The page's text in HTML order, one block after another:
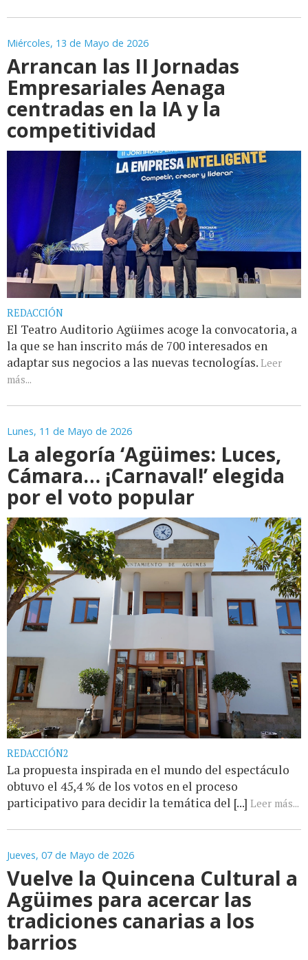
Miércoles, 13 de Mayo de 2026
Arrancan las II Jornadas
Empresariales Aenaga
centradas en la IA y la
competitividad
REDACCIÓN
El Teatro Auditorio Agüimes acoge la convocatoria, a
la que se han inscrito más de 700 interesados en
adaptar sus negocios a las nuevas tecnologías. Leer
más...
Lunes, 11 de Mayo de 2026
La alegoría ‘Agüimes: Luces,
Cámara… ¡Carnaval!’ elegida
por el voto popular
REDACCIÓN2
La propuesta inspirada en el mundo del espectáculo
obtuvo el 45,4 % de los votos en el proceso
participativo para decidir la temática del [...] Leer más...
Jueves, 07 de Mayo de 2026
Vuelve la Quincena Cultural a
Agüimes para acercar las
tradiciones canarias a los
barrios